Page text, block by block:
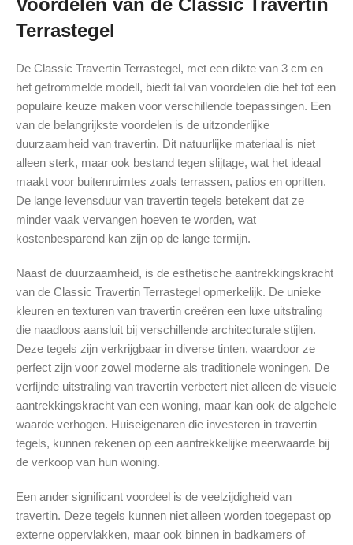
Terrastegel
De Classic Travertin Terrastegel, met een dikte van 3 cm en
het getrommelde modell, biedt tal van voordelen die het tot een
populaire keuze maken voor verschillende toepassingen. Een
van de belangrijkste voordelen is de uitzonderlijke
duurzaamheid van travertin. Dit natuurlijke materiaal is niet
alleen sterk, maar ook bestand tegen slijtage, wat het ideaal
maakt voor buitenruimtes zoals terrassen, patios en opritten.
De lange levensduur van travertin tegels betekent dat ze
minder vaak vervangen hoeven te worden, wat
kostenbesparend kan zijn op de lange termijn.
Naast de duurzaamheid, is de esthetische aantrekkingskracht
van de Classic Travertin Terrastegel opmerkelijk. De unieke
kleuren en texturen van travertin creëren een luxe uitstraling
die naadloos aansluit bij verschillende architecturale stijlen.
Deze tegels zijn verkrijgbaar in diverse tinten, waardoor ze
perfect zijn voor zowel moderne als traditionele woningen. De
verfijnde uitstraling van travertin verbetert niet alleen de visuele
aantrekkingskracht van een woning, maar kan ook de algehele
waarde verhogen. Huiseigenaren die investeren in travertin
tegels, kunnen rekenen op een aantrekkelijke meerwaarde bij
de verkoop van hun woning.
Een ander significant voordeel is de veelzijdigheid van
travertin. Deze tegels kunnen niet alleen worden toegepast op
externe oppervlakken, maar ook binnen in badkamers of